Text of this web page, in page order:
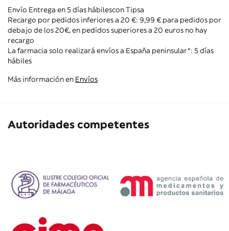
Envío Entrega en 5 días hábiles con Tipsa
Recargo por pedidos inferiores a 20 €: 9,99 € para pedidos por
debajo de los 20€, en pedidos superiores a 20 euros no hay
recargo
La farmacia solo realizará envíos a España peninsular*: 5 días
hábiles
Más información en Envíos
Autoridades competentes